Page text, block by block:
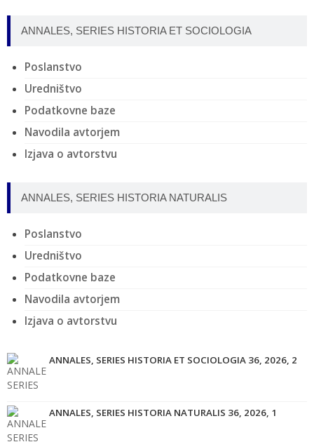
ANNALES, SERIES HISTORIA ET SOCIOLOGIA
Poslanstvo
Uredništvo
Podatkovne baze
Navodila avtorjem
Izjava o avtorstvu
ANNALES, SERIES HISTORIA NATURALIS
Poslanstvo
Uredništvo
Podatkovne baze
Navodila avtorjem
Izjava o avtorstvu
ANNALES, SERIES HISTORIA ET SOCIOLOGIA 36, 2026, 2
ANNALES, SERIES HISTORIA NATURALIS 36, 2026, 1